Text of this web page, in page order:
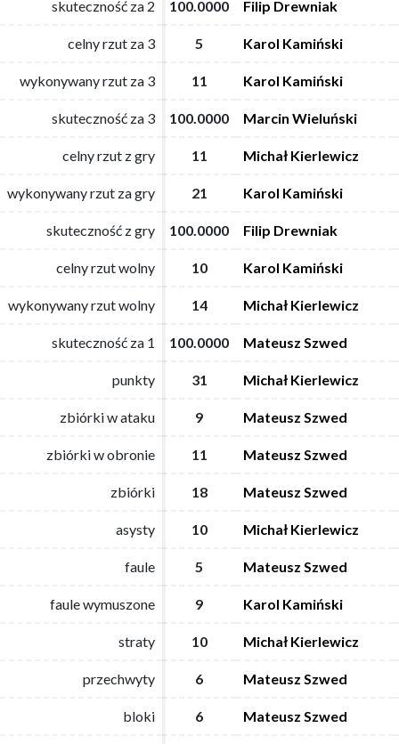
skuteczność za 2 100.0000 Filip Drewniak
celny rzut za 3 5 Karol Kamiński
wykonywany rzut za 3 11 Karol Kamiński
skuteczność za 3 100.0000 Marcin Wieluński
celny rzut z gry 11 Michał Kierlewicz
wykonywany rzut za gry 21 Karol Kamiński
skuteczność z gry 100.0000 Filip Drewniak
celny rzut wolny 10 Karol Kamiński
wykonywany rzut wolny 14 Michał Kierlewicz
skuteczność za 1 100.0000 Mateusz Szwed
punkty 31 Michał Kierlewicz
zbiórki w ataku 9 Mateusz Szwed
zbiórki w obronie 11 Mateusz Szwed
zbiórki 18 Mateusz Szwed
asysty 10 Michał Kierlewicz
faule 5 Mateusz Szwed
faule wymuszone 9 Karol Kamiński
straty 10 Michał Kierlewicz
przechwyty 6 Mateusz Szwed
bloki 6 Mateusz Szwed
skuteczność za 2 100.0000 Filip Drewniak
celny rzut za 3 5 Karol Kamiński
wykonywany rzut za 3 11 Karol Kamiński
skuteczność za 3 100.0000 Marcin Wieluński
celny rzut z gry 11 Michał Kierlewicz
wykonywany rzut za gry 21 Karol Kamiński
skuteczność z gry 100.0000 Filip Drewniak
celny rzut wolny 10 Karol Kamiński
wykonywany rzut wolny 14 Michał Kierlewicz
skuteczność za 1 100.0000 Mateusz Szwed
punkty 31 Michał Kierlewicz
zbiórki w ataku 9 Mateusz Szwed
zbiórki w obronie 11 Mateusz Szwed
zbiórki 18 Mateusz Szwed
asysty 10 Michał Kierlewicz
faule 5 Mateusz Szwed
faule wymuszone 9 Karol Kamiński
straty 10 Michał Kierlewicz
przechwyty 6 Mateusz Szwed
bloki 6 Mateusz Szwed